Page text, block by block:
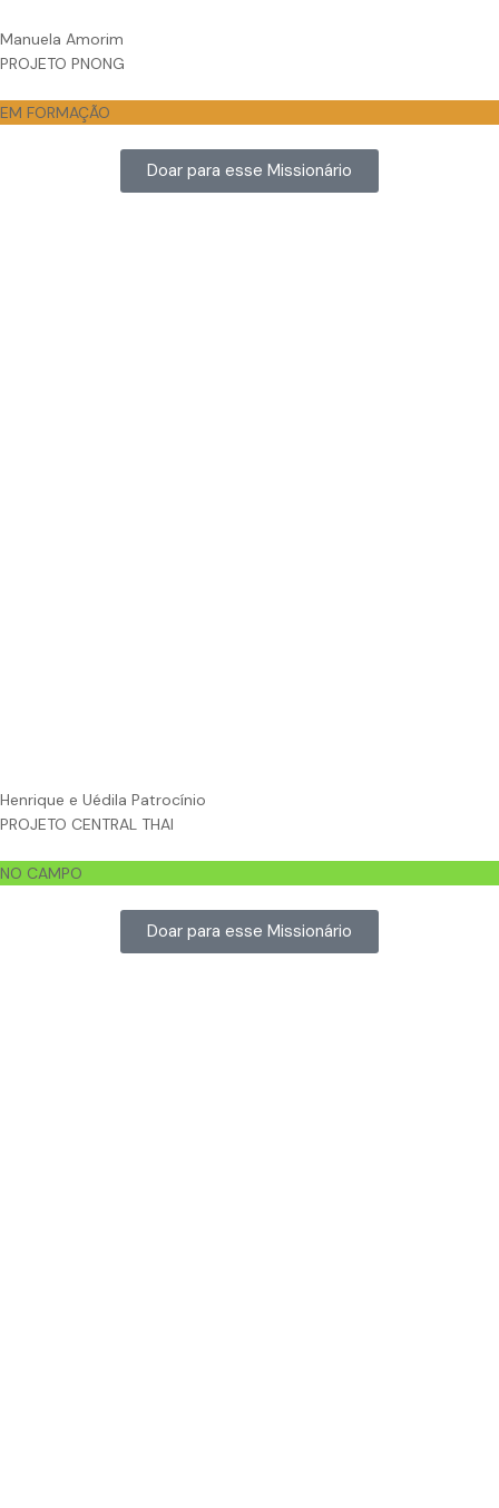
Manuela Amorim
PROJETO PNONG
EM FORMAÇÃO
Doar para esse Missionário
Henrique e Uédila Patrocínio
PROJETO CENTRAL THAI
NO CAMPO
Doar para esse Missionário